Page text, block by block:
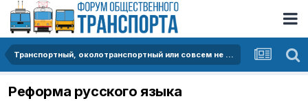
Транспортный, околотранспортный или совсем не транспортный офф
Реформа русского языка